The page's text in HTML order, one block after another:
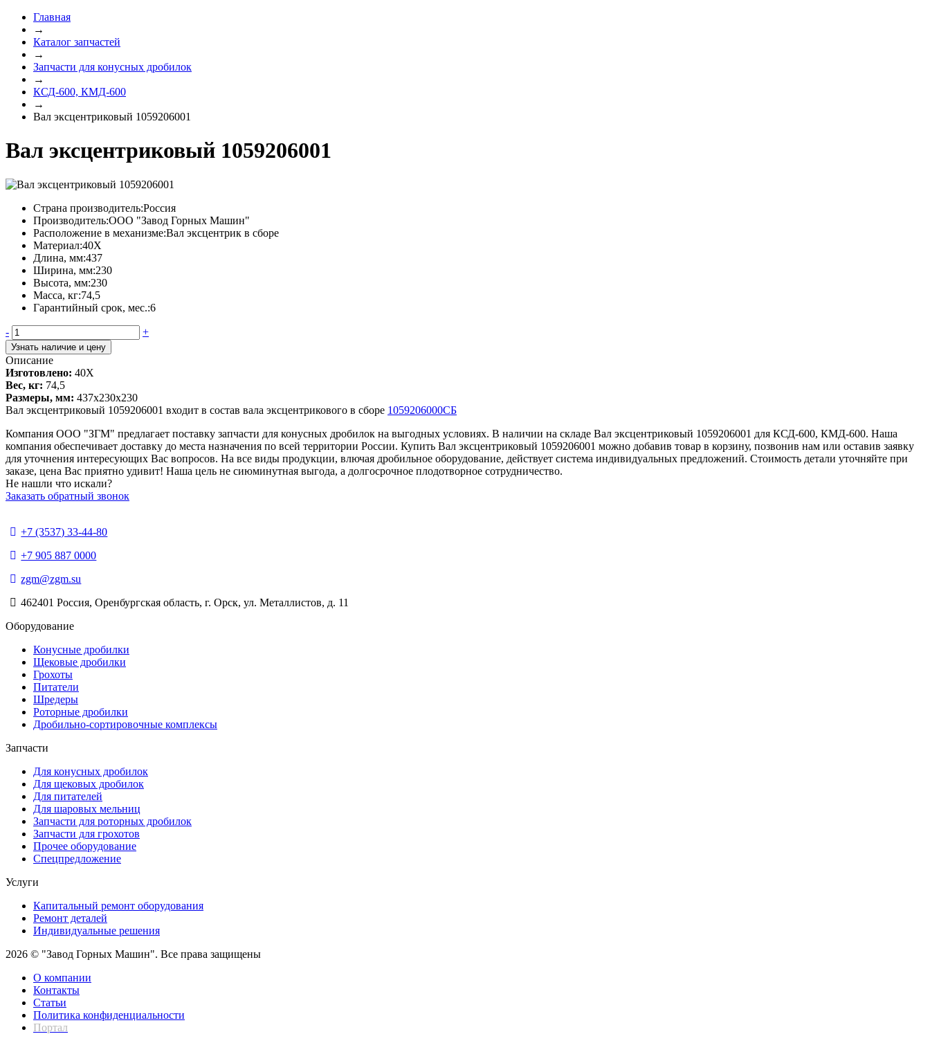
Главная
→
Каталог запчастей
→
Запчасти для конусных дробилок
→
КСД-600, КМД-600
→
Вал эксцентриковый 1059206001
Вал эксцентриковый 1059206001
Страна производитель:Россия
Производитель:ООО "Завод Горных Машин"
Расположение в механизме:Вал эксцентрик в сборе
Материал:40Х
Длина, мм:437
Ширина, мм:230
Высота, мм:230
Масса, кг:74,5
Гарантийный срок, мес.:6
- +
Узнать наличие и цену
Описание
Изготовлено: 40Х
Вес, кг: 74,5
Размеры, мм: 437х230х230
Вал эксцентриковый 1059206001 входит в состав вала эксцентрикового в сборе 1059206000СБ
Компания ООО "ЗГМ" предлагает поставку запчасти для конусных дробилок на выгодных условиях. В наличии на складе Вал эксцентриковый 1059206001 для КСД-600, КМД-600. Наша
компания обеспечивает доставку до места назначения по всей территории России. Купить Вал эксцентриковый 1059206001 можно добавив товар в корзину, позвонив нам или оставив заявку
для уточнения интересующих Вас вопросов. На все виды продукции, влючая дробильное оборудование, действует система индивидуальных предложений. Стоимость детали уточняйте при
заказе, цена Вас приятно удивит! Наша цель не сиюминутная выгода, а долгосрочное плодотворное сотрудничество.
Не нашли что искали?
Заказать обратный звонок
+7 (3537) 33-44-80
+7 905 887 0000
zgm@zgm.su
462401 Россия, Оренбургская область, г. Орск, ул. Металлистов, д. 11
Оборудование
Конусные дробилки
Щековые дробилки
Грохоты
Питатели
Шредеры
Роторные дробилки
Дробильно-сортировочные комплексы
Запчасти
Для конусных дробилок
Для щековых дробилок
Для питателей
Для шаровых мельниц
Запчасти для роторных дробилок
Запчасти для грохотов
Прочее оборудование
Спецпредложение
Услуги
Капитальный ремонт оборудования
Ремонт деталей
Индивидуальные решения
2026 © "Завод Горных Машин". Все права защищены
О компании
Контакты
Статьи
Политика конфиденциальности
Портал